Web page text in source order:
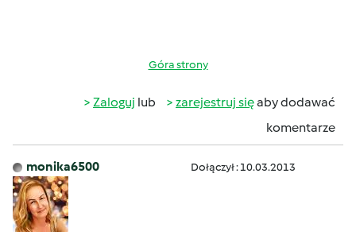
Góra strony
Zaloguj lub zarejestruj sięaby dodawać
komentarze
monika6500 Dołączył : 10.03.2013